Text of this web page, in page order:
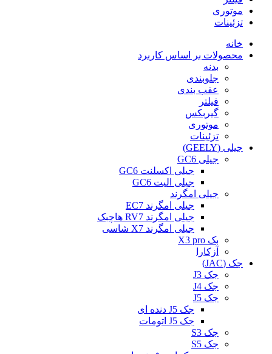
موتوری
تزئینات
خانه
محصولات بر اساس کاربرد
بدنه
جلوبندی
عقب بندی
فیلتر
گیربکس
موتوری
تزئینات
جیلی (GEELY)
جیلی GC6
جیلی اکسلنت GC6
جیلی الیت GC6
جیلی امگرند
جیلی امگرند EC7
جیلی امگرند RV7 هاچبک
جیلی امگرند X7 شاسی
بک X3 pro
آزکارا
جک (JAC)
جک J3
جک J4
جک J5
جک J5 دنده ای
جک J5 اتومات
جک S3
جک S5